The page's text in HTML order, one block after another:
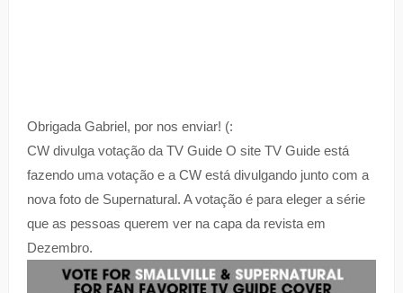
Obrigada Gabriel, por nos enviar! (:
CW divulga votação da TV Guide O site TV Guide está
fazendo uma votação e a CW está divulgando junto com a
nova foto de Supernatural. A votação é para eleger a série
que as pessoas querem ver na capa da revista em
Dezembro.